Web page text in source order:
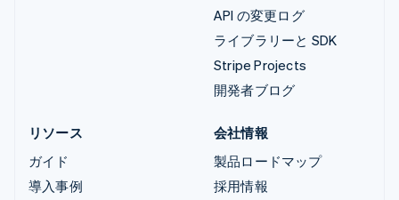
API の変更ログ
ライブラリーと SDK
Stripe Projects
開発者ブログ
リソース
ガイド
導入事例
会社情報
製品ロードマップ
採用情報